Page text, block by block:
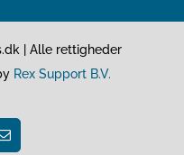
| Alle rettigheder
Rex Support B.V.
Email